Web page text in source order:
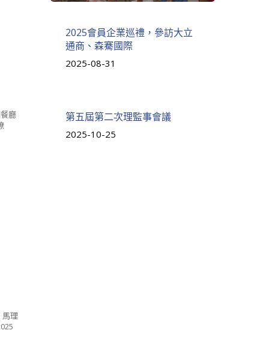
廳
理
2025會員企業巡禮，參訪大立
通商、森騫國際
2025-08-31
第五屆第二次理監事會議
2025-10-25